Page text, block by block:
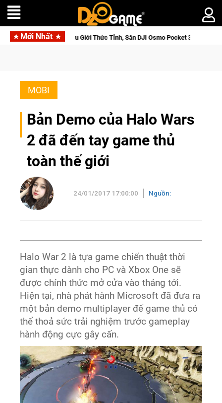
Mới Nhất
Saga: Cửu Giới Thức Tỉnh, Săn DJI Osmo Pocket 3 Ngay Hôm Nay
MOBI
Bản Demo của Halo Wars
2 đã đến tay game thủ
toàn thế giới
24/01/2017 17:00:00 Nguồn:
Halo War 2 là tựa game chiến thuật thời
gian thực dành cho PC và Xbox One sẽ
được chính thức mở cửa vào tháng tới.
Hiện tại, nhà phát hành Microsoft đã đưa ra
một bản demo multiplayer để game thủ có
thể thoả sức trải nghiệm trước gameplay
hành động cực gây cấn.